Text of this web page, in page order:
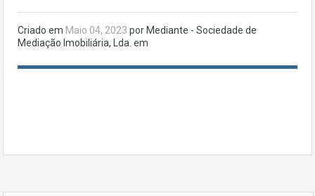
Criado em Maio 04, 2023 por Mediante - Sociedade de
Mediação Imobiliária, Lda. em